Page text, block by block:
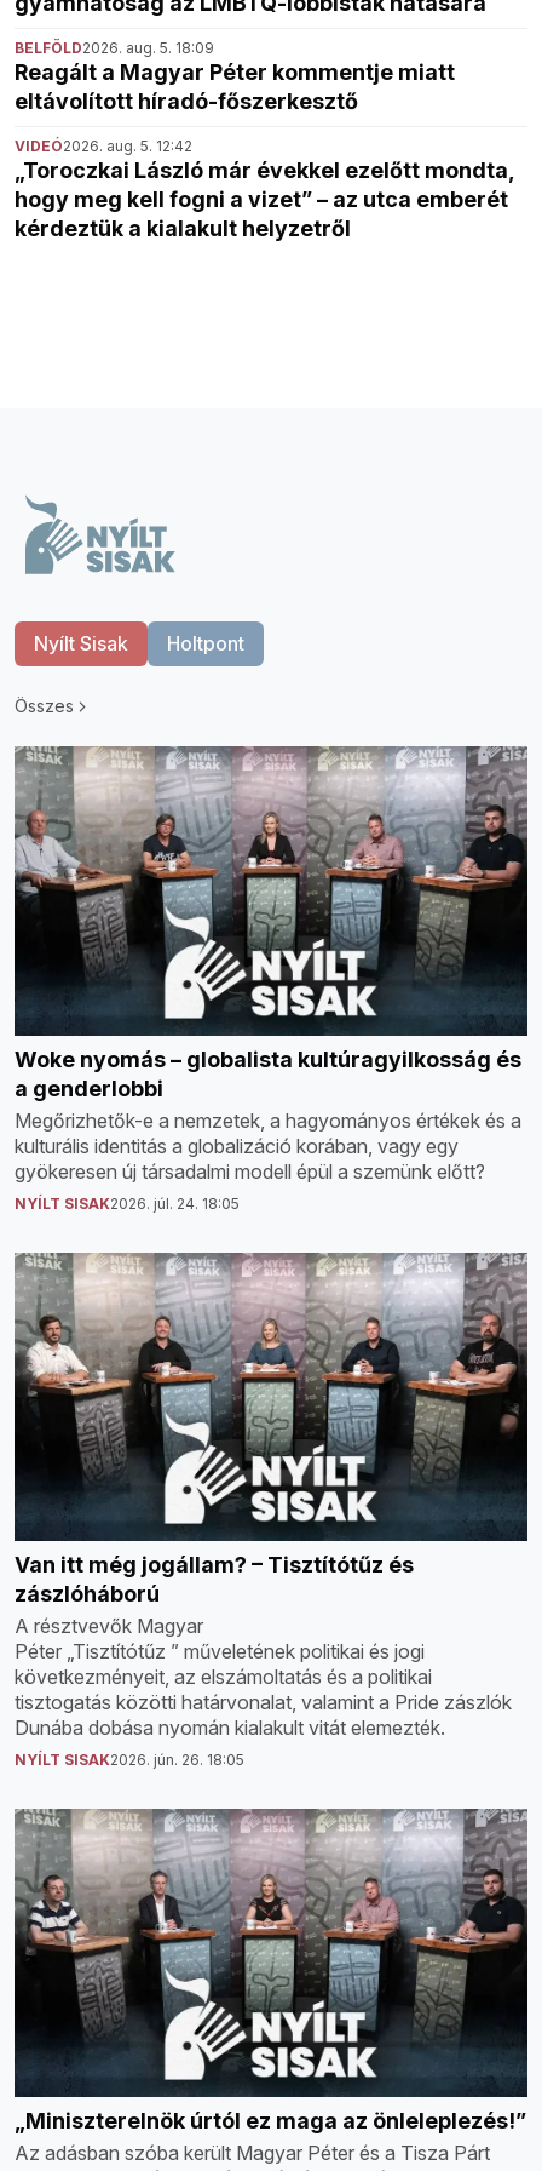
BELFÖLD2026. aug. 5. 18:09
Reagált a Magyar Péter kommentje miatt
eltávolított híradó-főszerkesztő
VIDEÓ2026. aug. 5. 12:42
„Toroczkai László már évekkel ezelőtt mondta,
hogy meg kell fogni a vizet” – az utca emberét
kérdeztük a kialakult helyzetről
Nyílt Sisak Holtpont
Összes
Woke nyomás – globalista kultúragyilkosság és
a genderlobbi
Megőrizhetők-e a nemzetek, a hagyományos értékek és a
kulturális identitás a globalizáció korában, vagy egy
gyökeresen új társadalmi modell épül a szemünk előtt?
NYÍLT SISAK2026. júl. 24. 18:05
Van itt még jogállam? – Tisztítótűz és
zászlóháború
A résztvevők Magyar
Péter „Tisztítótűz ” műveletének politikai és jogi
következményeit, az elszámoltatás és a politikai
tisztogatás közötti határvonalat, valamint a Pride zászlók
Dunába dobása nyomán kialakult vitát elemezték.
NYÍLT SISAK2026. jún. 26. 18:05
„Miniszterelnök úrtól ez maga az önleleplezés!”
Az adásban szóba került Magyar Péter és a Tisza Párt